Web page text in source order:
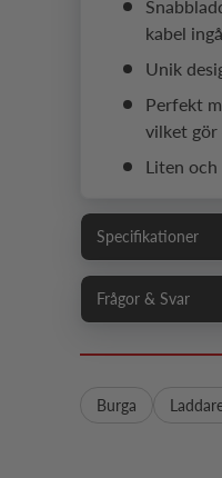
kabel
Unik
Perfekt
vilket gör
Liten och
Specifikationer
Frågor & Svar
Burga